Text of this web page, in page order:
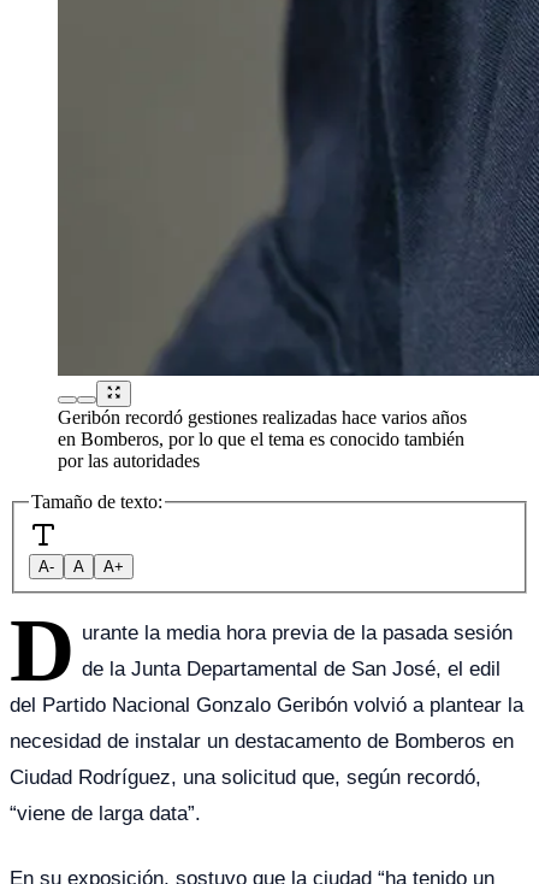
Geribón recordó gestiones realizadas hace varios años
en Bomberos, por lo que el tema es conocido también
por las autoridades
Tamaño de texto:
A- A A+
D urante la media hora previa de la pasada sesión
de la Junta Departamental de San José, el edil
del Partido Nacional Gonzalo Geribón volvió a plantear la
necesidad de instalar un destacamento de Bomberos en
Ciudad Rodríguez, una solicitud que, según recordó,
“viene de larga data”.
En su exposición, sostuvo que la ciudad “ha tenido un